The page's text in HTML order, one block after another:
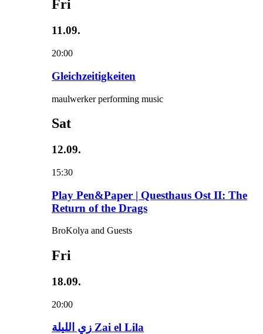
Fri
11.09.
20:00
Gleichzeitigkeiten
maulwerker performing music
Sat
12.09.
15:30
Play Pen&Paper | Questhaus Ost II: The
Return of the Drags
BroKolya and Guests
Fri
18.09.
20:00
زي‌ اللیلة Zai el Lila